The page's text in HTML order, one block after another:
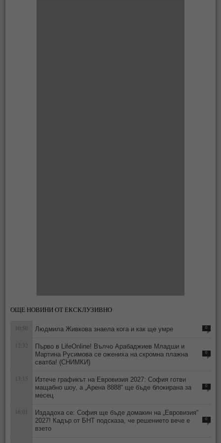
ОЩЕ НОВИНИ ОТ ЕКСКЛУЗИВНО
10:50 Людмила Живкова знаела кога и как ще умре 0
12:32
Първо в LifeOnline! Вълчо Арабаджиев Младши и
Мартина Русимова сe oжениха на скромна плажна
сватба! (СНИМКИ)
0
13:15
Изтече графикът на Евровизия 2027: София готви
мащабно шоу, а „Арена 8888“ ще бъде блокирана за
месец
0
16:01
Издадоха се: София ще бъде домакин на „Евровизия“
2027! Кадър от БНТ подсказа, че решението вече е
взето
0